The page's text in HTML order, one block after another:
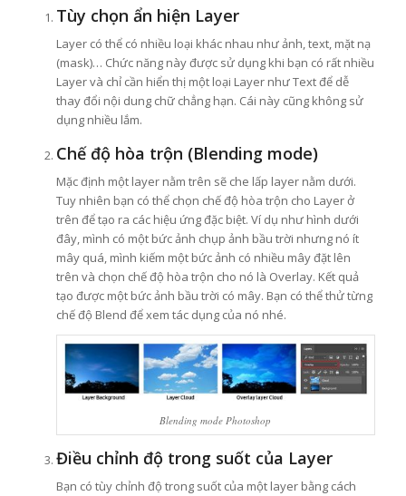
Tùy chọn ẩn hiện Layer
Layer có thể có nhiều loại khác nhau như ảnh, text, mặt nạ
(mask)… Chức năng này được sử dụng khi bạn có rất nhiều
Layer và chỉ cần hiển thị một loại Layer như Text để dễ
thay đổi nội dung chữ chẳng hạn. Cái này cũng không sử
dụng nhiều lắm.
Chế độ hòa trộn (Blending mode)
Mặc định một layer nằm trên sẽ che lấp layer nằm dưới.
Tuy nhiên bạn có thể chọn chế độ hòa trộn cho Layer ở
trên để tạo ra các hiệu ứng đặc biệt. Ví dụ như hình dưới
đây, mình có một bức ảnh chụp ảnh bầu trời nhưng nó ít
mây quá, mình kiếm một bức ảnh có nhiều mây đặt lên
trên và chọn chế độ hòa trộn cho nó là Overlay. Kết quả
tạo được một bức ảnh bầu trời có mây. Bạn có thể thử từng
chế độ Blend để xem tác dụng của nó nhé.
Blending mode Photoshop
Điều chỉnh độ trong suốt của Layer
Bạn có tùy chỉnh độ trong suốt của một layer bằng cách